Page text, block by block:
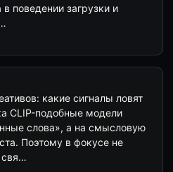
поведении загрузки и
какие сигналы ловят
CLIP-подобные модели
слова», а на смысловую
Поэтому в фокусе не
свя…